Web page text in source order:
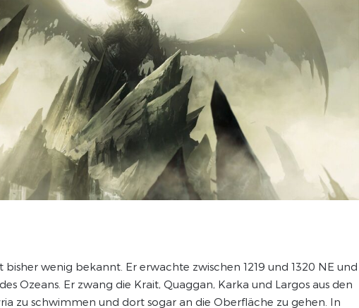
bisher wenig bekannt. Er erwachte zwischen 1219 und 1320 NE und
Ozeans. Er zwang die Krait, Quaggan, Karka und Largos aus den
zu schwimmen und dort sogar an die Oberfläche zu gehen. In